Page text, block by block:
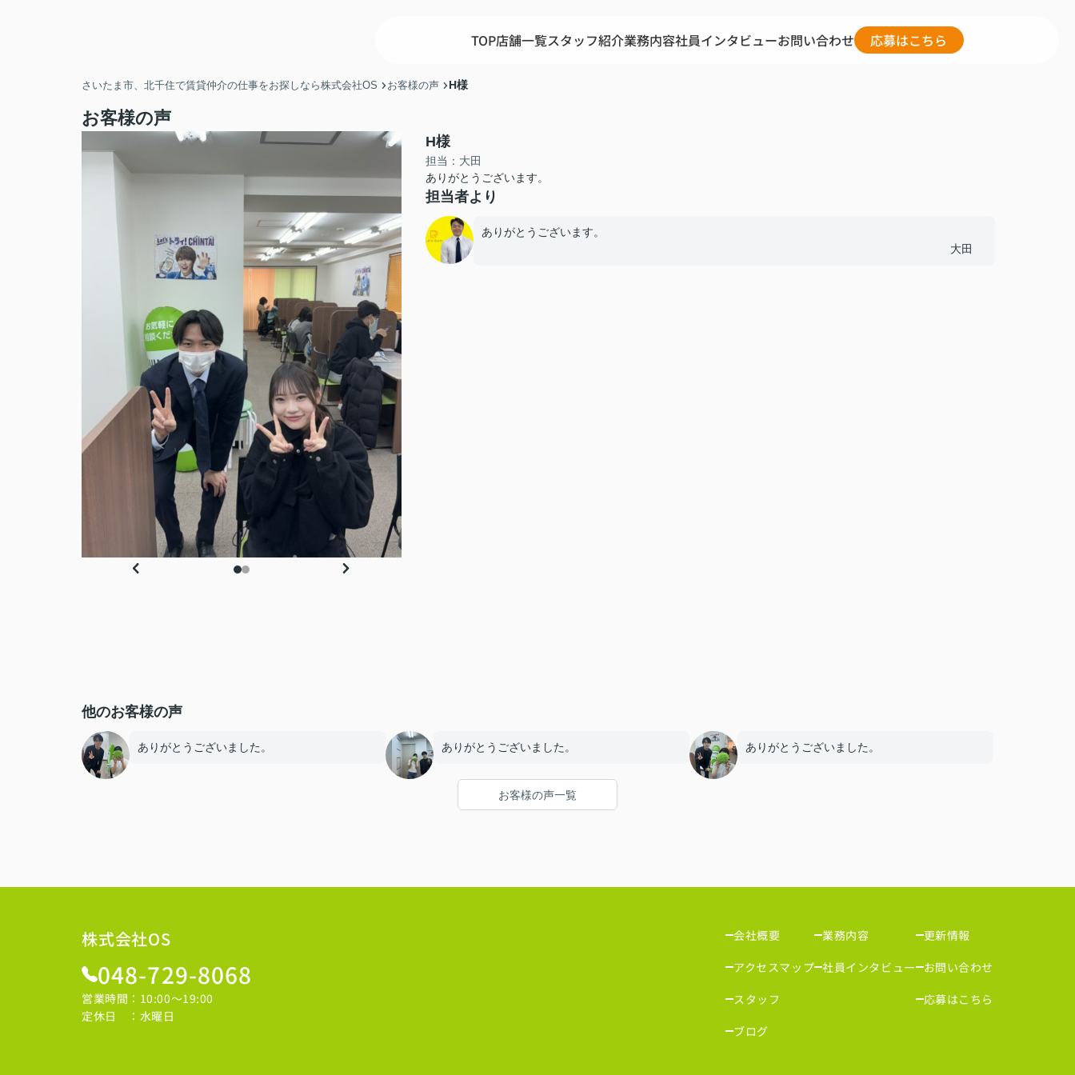
TOP店舗一覧スタッフ紹介業務内容社員インタビューお問い合わせ 応募はこちら
さいたま市、北千住で賃貸仲介の仕事をお探しなら株式会社OS お客様の声 H様
お客様の声
H様
担当：大田
ありがとうございます。
担当者より
ありがとうございます。
大田
他のお客様の声
ありがとうございました。 ありがとうございました。 ありがとうございました。
お客様の声一覧
株式会社OS
048-729-8068
営業時間：10:00～19:00
定休日 ：水曜日
会社概要
アクセスマップ
スタッフ
ブログ
業務内容
社員インタビュー
更新情報
お問い合わせ
応募はこちら